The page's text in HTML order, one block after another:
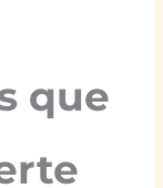
que